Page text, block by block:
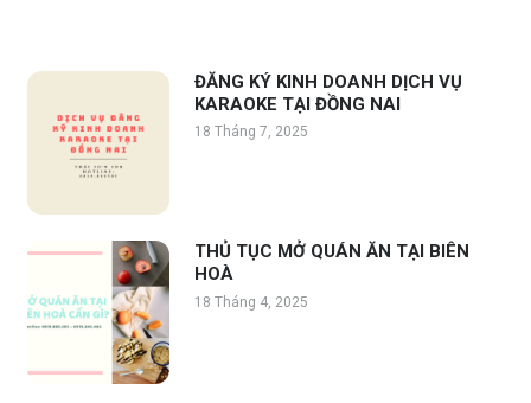
ĐĂNG KÝ KINH DOANH DỊCH VỤ
KARAOKE TẠI ĐỒNG NAI
18 Tháng 7, 2025
THỦ TỤC MỞ QUÁN ĂN TẠI BIÊN
HOÀ
18 Tháng 4, 2025